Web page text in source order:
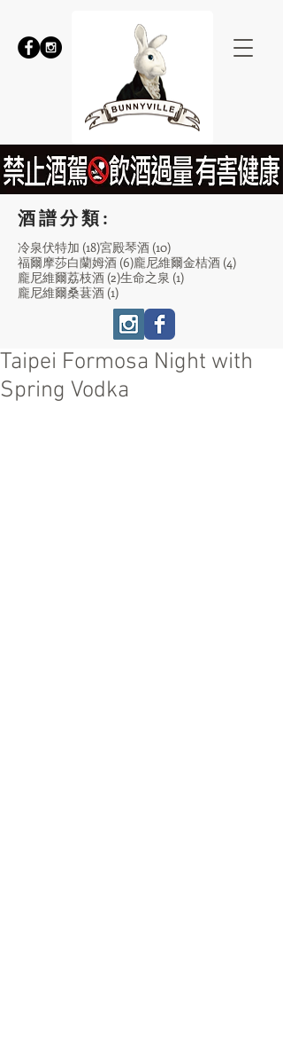
酒譜分類:
冷泉伏特加 (18)18 篇文章
宮殿琴酒 (10)10 篇文章
福爾摩莎白蘭姆酒 (6)6 篇文章
龐尼維爾金桔酒 (4)4 篇文章
龐尼維爾荔枝酒 (2)2 篇文章
生命之泉 (1)1 篇文章
龐尼維爾桑葚酒 (1)1 篇文章
Taipei Formosa Night with
Spring Vodka